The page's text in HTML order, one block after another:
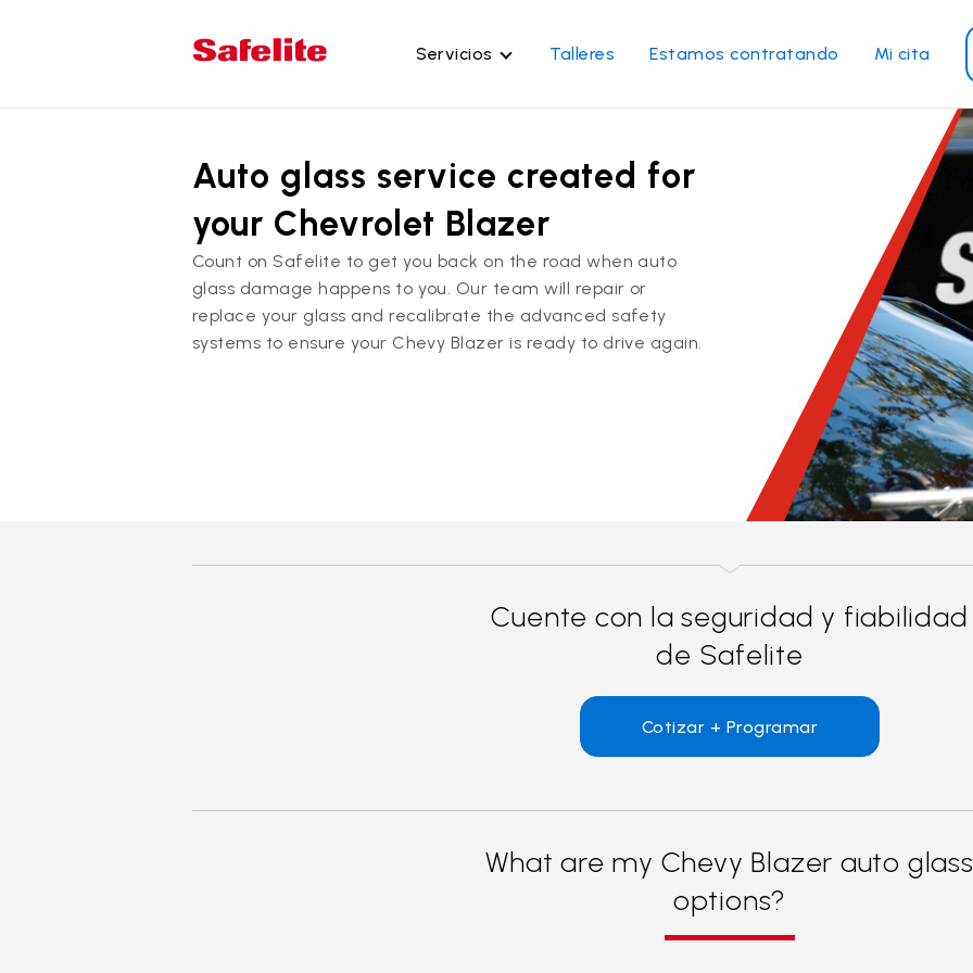
Servicios Talleres Estamos contratando Mi cita
Reparación de parabrisas
Reemplazo de parabrisas
Reemplazo del vidrio trasero
Reemplazo de ventanilla
lateral
Reparación de vidrio a
Reparación de ventanillas
Recalibrado de los
Reparación y reemplazo
Ver todos los servicios
Auto glass service created for
your Chevrolet Blazer
Count on Safelite to get you back on the road when auto
glass damage happens to you. Our team will repair or
replace your glass and recalibrate the advanced safety
systems to ensure your Chevy Blazer is ready to drive again.
Cuente con la seguridad y fiabilidad
de Safelite
Cotizar + Programar
What are my Chevy Blazer auto glass
options?